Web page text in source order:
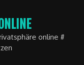
online #